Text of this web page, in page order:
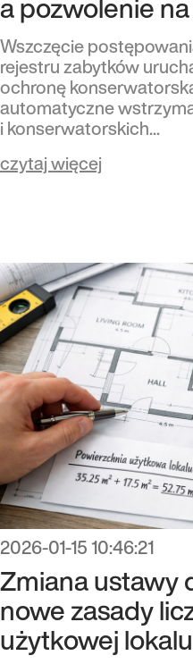
Wszczęcie
rejestru zabytków
ochronę
automatyczne
i konserwatorskich...
czytaj więcej
2026-01-15 10:46:21
Zmiana ustawy
nowe zasady
użytkowej